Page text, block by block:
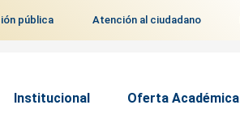
pública Atención al ciudadano
Institucional Oferta Académica